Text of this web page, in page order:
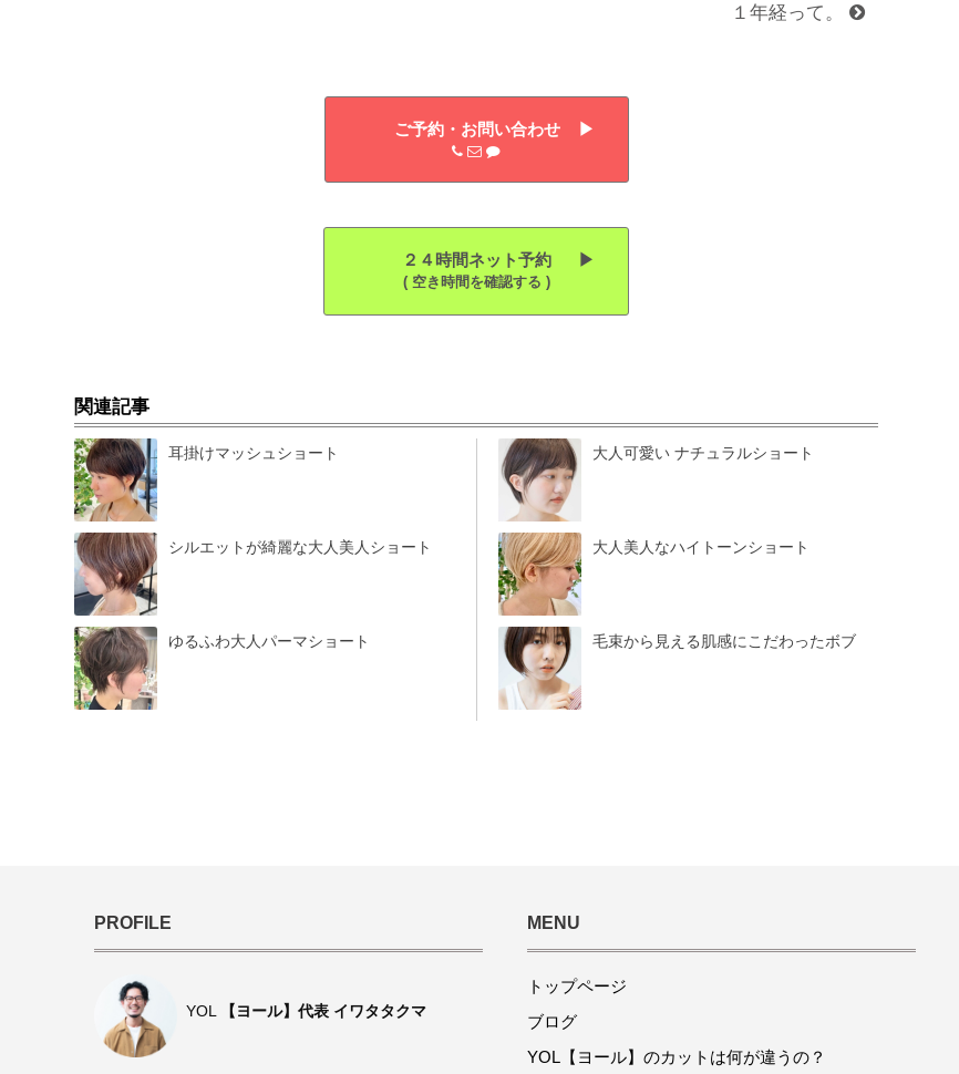
１年経って。
ご予約・お問い合わせ ▶︎
２４時間ネット予約 ▶︎
( 空き時間を確認する )
関連記事
耳掛けマッシュショート
シルエットが綺麗な大人美人ショート
ゆるふわ大人パーマショート
大人可愛い ナチュラルショート
大人美人なハイトーンショート
毛束から見える肌感にこだわったボブ
PROFILE
YOL 【ヨール】代表 イワタタクマ
MENU
トップページ
ブログ
YOL【ヨール】のカットは何が違うの？